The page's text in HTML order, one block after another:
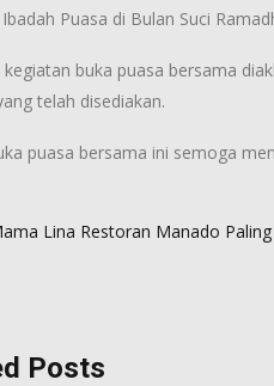
Puasa di Bulan Suci
kegiatan buka puasa bersama
telah disediakan.
puasa bersama ini semoga
Lina Restoran Manado Paling
Posts